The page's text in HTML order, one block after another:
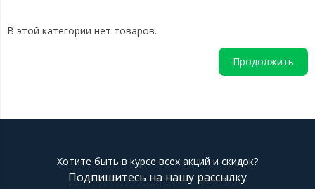
В этой категории нет товаров.
Продолжить
Хотите быть в курсе всех акций и скидок?
Подпишитесь на нашу рассылку